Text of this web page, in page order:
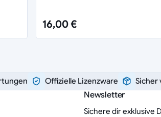
16,00 €
Offizielle Lizenzware Sicher
Newsletter
Sichere dir exklusive